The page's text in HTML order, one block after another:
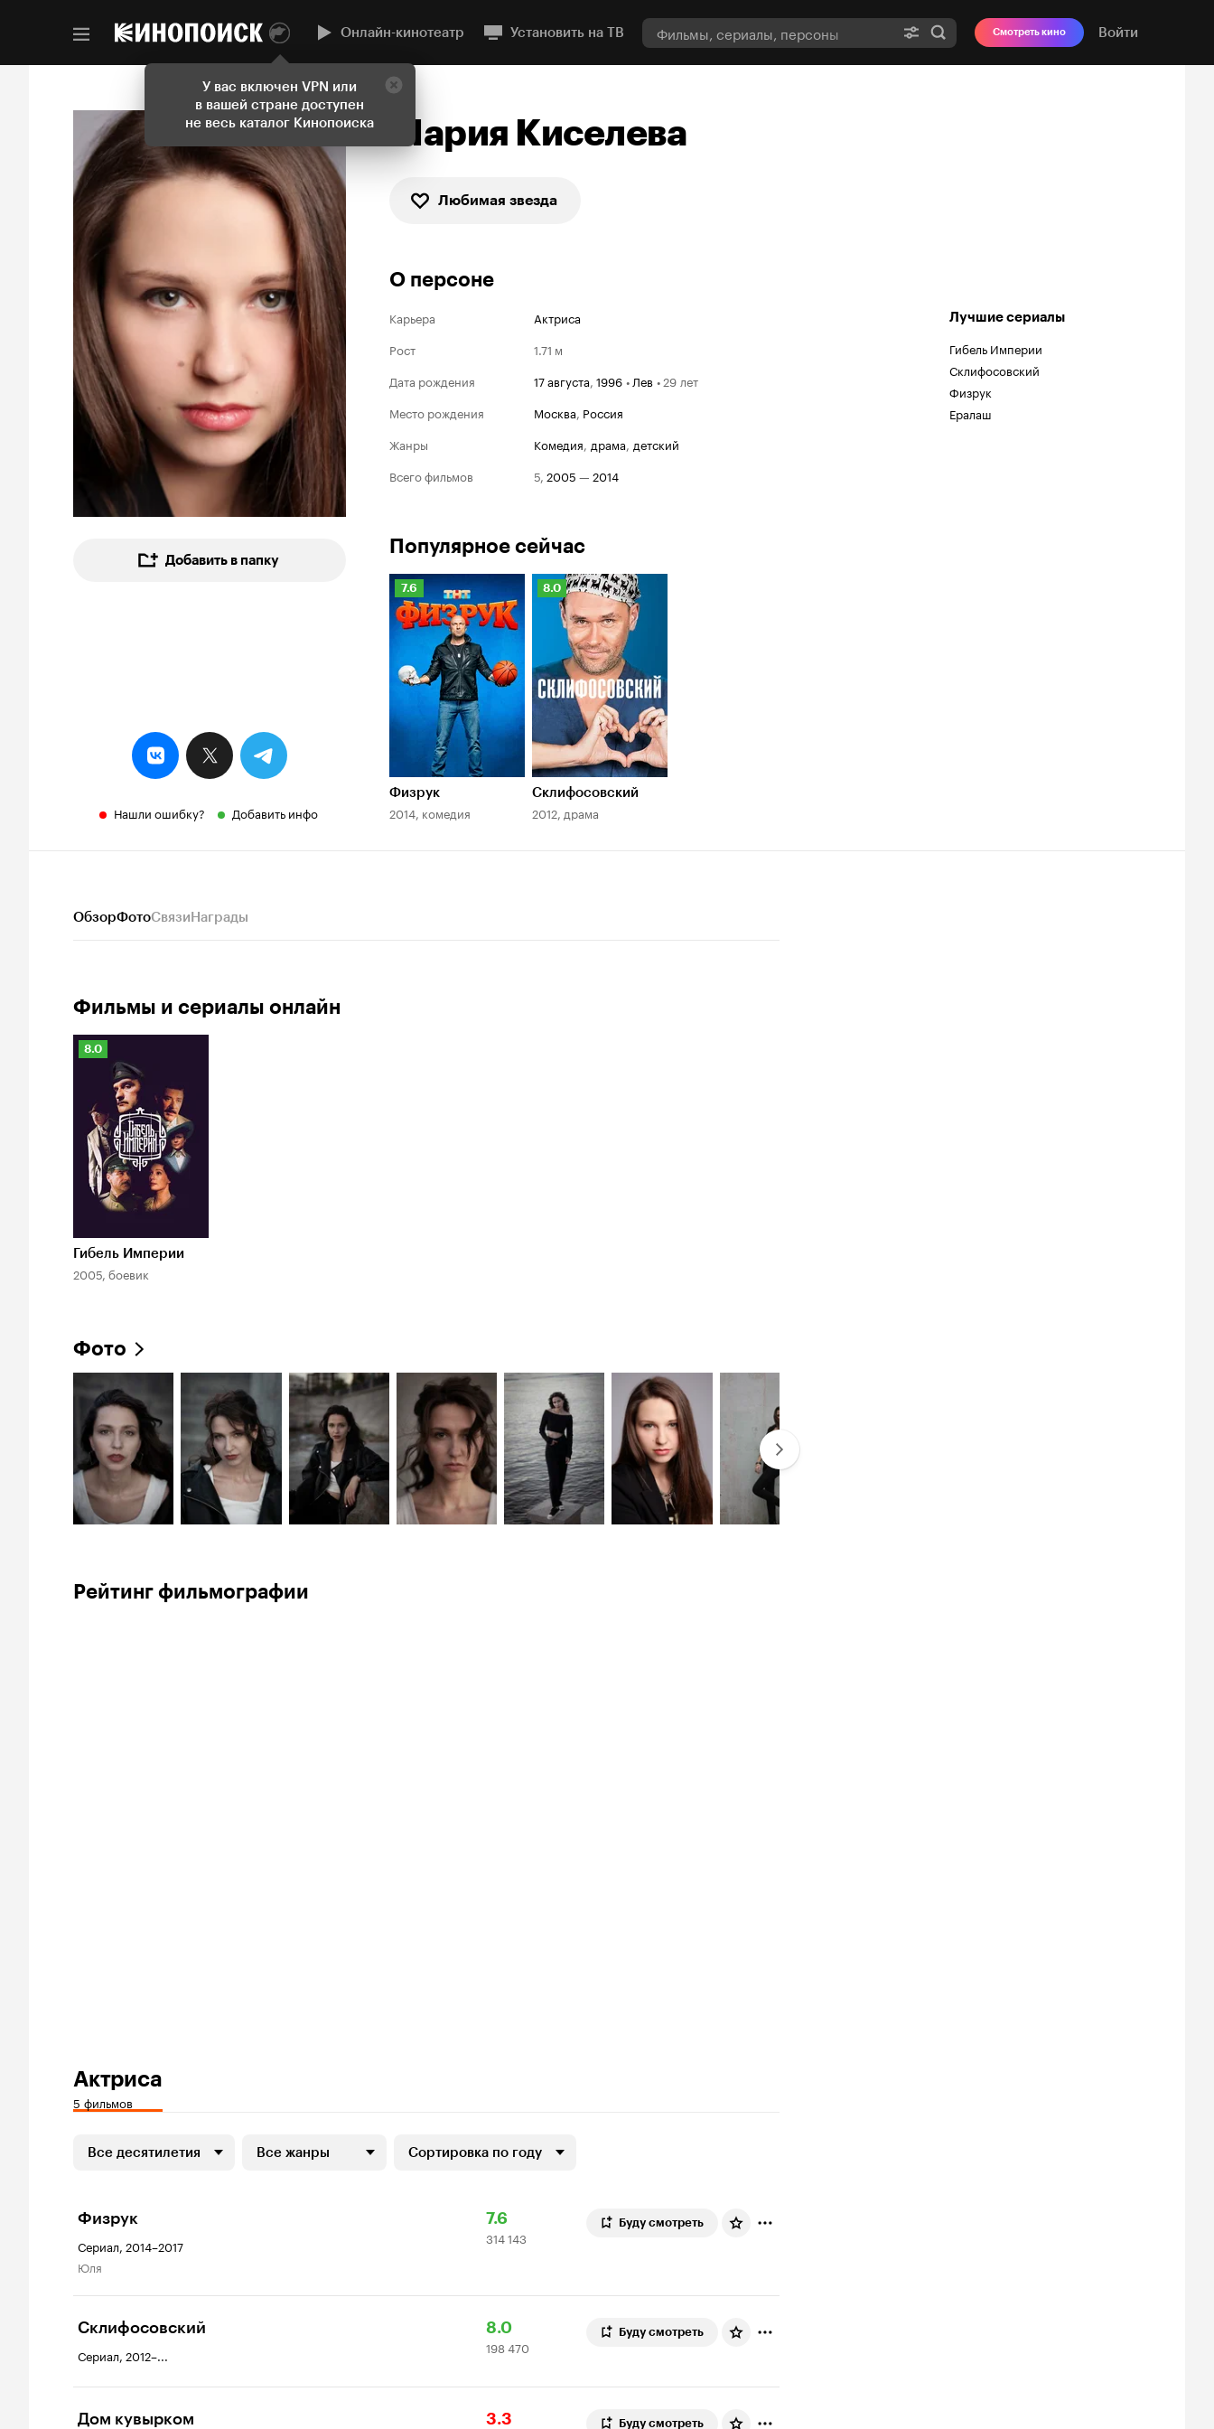
У вас включен VPN или
в вашей стране доступен
не весь каталог Кинопоиска
Онлайн-кинотеатр Установить на ТВ Смотреть кино Войти
Добавить в папку
Нашли ошибку? Добавить инфо
Мария Киселева
Любимая звезда
О персоне
Карьера
Актриса
Рост
1.71 м
Дата рождения
17 августа, 1996 • Лев •29 лет
Место рождения
Москва, Россия
Жанры
комедия, драма, детский
Всего фильмов
5, 2005 — 2014
Лучшие сериалы
Гибель Империи
Склифосовский
Физрук
Ералаш
Популярное сейчас
Рейтинг
Кинопоиска
7.6
7.6
Физрук
2014, комедия
Рейтинг
Кинопоиска
8.0
Склифосовский
2012, драма
ОбзорФотоСвязиНаграды
Фильмы и сериалы онлайн
Рейтинг
Кинопоиска
8.0
Гибель Империи
2005, боевик
Фото
Рейтинг фильмографии
Актриса
5 фильмов
Все десятилетия Все жанры Сортировка по году
Физрук
Сериал, 2014–2017
Юля
Рейтинг
Кинопоиска
7.6
314
143
314 143
Буду смотреть
Склифосовский
Сериал, 2012–...
Рейтинг
Кинопоиска
8.0
198
470
198 470
Буду смотреть
Дом кувырком
Рейтинг
3.3
1
Буду смотреть